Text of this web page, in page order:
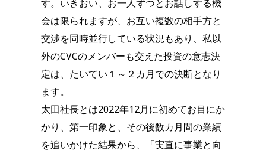
す。いきおい、お一人ずつとお話しする機
会は限られますが、お互い複数の相手方と
交渉を同時並行している状況もあり、私以
外のCVCのメンバーも交えた投資の意志決
定は、たいてい１～２カ月での決断となり
ます。
太田社長とは2022年12月に初めてお目にか
かり、第一印象と、その後数カ月間の業績
を追いかけた結果から、「実直に事業と向